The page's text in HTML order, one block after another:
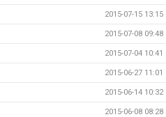
2015-07-15 13:15
2015-07-08 09:48
2015-07-04 10:41
2015-06-27 11:01
2015-06-14 10:32
2015-06-08 08:28